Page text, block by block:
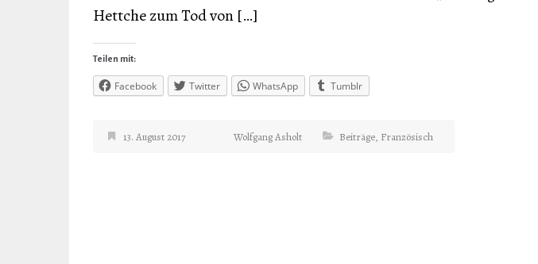
Hettche zum Tod von […]
Teilen mit:
Facebook Twitter WhatsApp Tumblr
13. August 2017 Wolfgang Asholt Beiträge, Französisch